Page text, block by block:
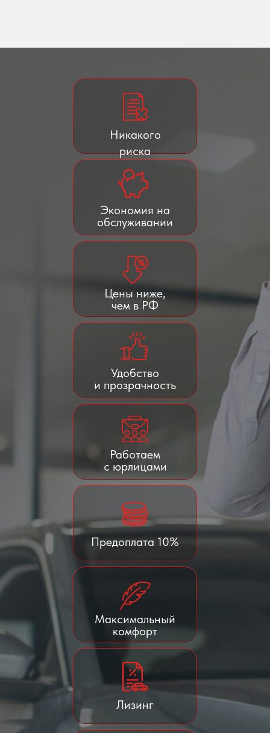
Никакого
риска
Цены ниже,
чем в РФ
Максимальный
комфорт
Экономия на
обслуживании
Удобство
и прозрачность
Работаем
с юрлицами
Предоплата 10%
Лизинг